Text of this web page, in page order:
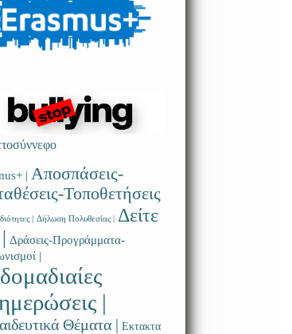
| Αποσπάσεις-
Τοποθετήσεις
| Δήλωση Πολυθεσίας |
Δείτε
Δράσεις-Προγράμματα-
|
|
Θέματα | Εκτακτα